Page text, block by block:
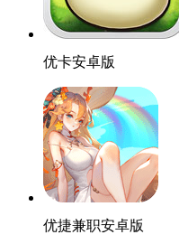
优卡安卓版
优捷兼职安卓版